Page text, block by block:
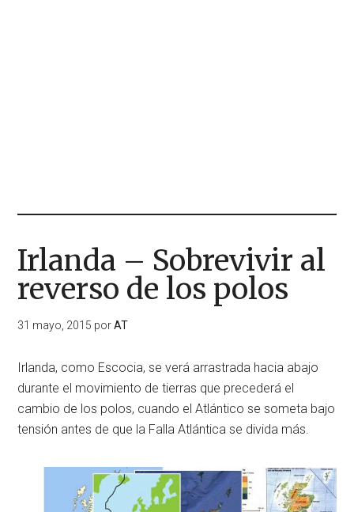
Irlanda – Sobrevivir al
reverso de los polos
31 mayo, 2015 porAT
Irlanda, como Escocia, se verá arrastrada hacia abajo
durante el movimiento de tierras que precederá el
cambio de los polos, cuando el Atlántico se someta bajo
tensión antes de que la Falla Atlántica se divida más.